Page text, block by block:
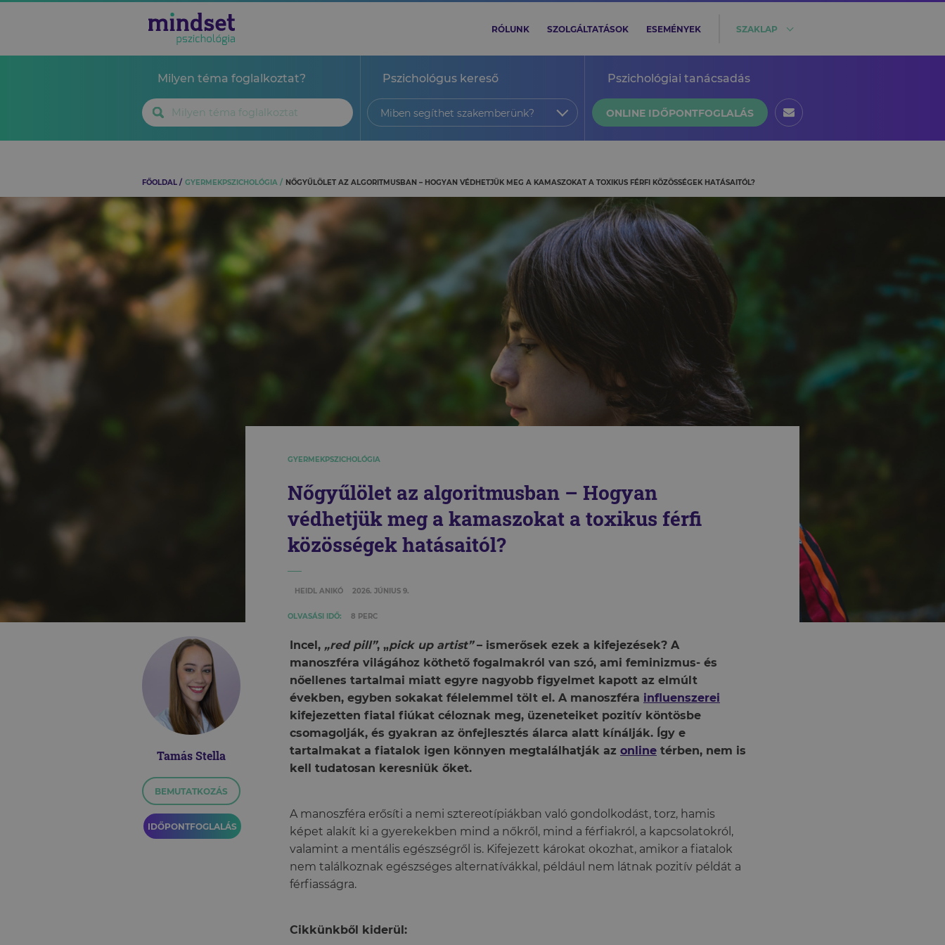
RÓLUNK SZOLGÁLTATÁSOK ESEMÉNYEK SZAKLAP
Milyen téma foglalkoztat? Pszichológus kereső
Miben segíthet szakemberünk?
Pszichológiai tanácsadás
ONLINE IDŐPONTFOGLALÁS
FŐOLDAL GYERMEKPSZICHOLÓGIA NŐGYŰLÖLET AZ ALGORITMUSBAN – HOGYAN VÉDHETJÜK MEG A KAMASZOKAT A TOXIKUS FÉRFI KÖZÖSSÉGEK HATÁSAITÓL?
GYERMEKPSZICHOLÓGIA
Nőgyűlölet az algoritmusban – Hogyan
védhetjük meg a kamaszokat a toxikus férfi
közösségek hatásaitól?
HEIDL ANIKÓ 2026. JÚNIUS 9.
OLVASÁSI IDŐ: 8 PERC
Tamás Stella
BEMUTATKOZÁS
IDŐPONTFOGLALÁS
Incel,„red pill”, „pick up artist”– ismerősek ezek a kifejezések? A
manoszféra világához köthető fogalmakról van szó, ami feminizmus- és
nőellenes tartalmai miatt egyre nagyobb figyelmet kapott az elmúlt
években, egyben sokakat félelemmel tölt el. A manoszféra influenszerei
kifejezetten fiatal fiúkat céloznak meg, üzeneteiket pozitív köntösbe
csomagolják, és gyakran az önfejlesztés álarca alatt kínálják. Így e
tartalmakat a fiatalok igen könnyen megtalálhatják az onlinetérben, nem is
kell tudatosan keresniük őket.
A manoszféra erősíti a nemi sztereotípiákban való gondolkodást, torz, hamis
képet alakít ki a gyerekekben mind a nőkről, mind a férfiakról, a kapcsolatokról,
valamint a mentális egészségről is. Kifejezett károkat okozhat, amikor a fiatalok
nem találkoznak egészséges alternatívákkal, például nem látnak pozitív példát a
férfiasságra.
Cikkünkből kiderül: